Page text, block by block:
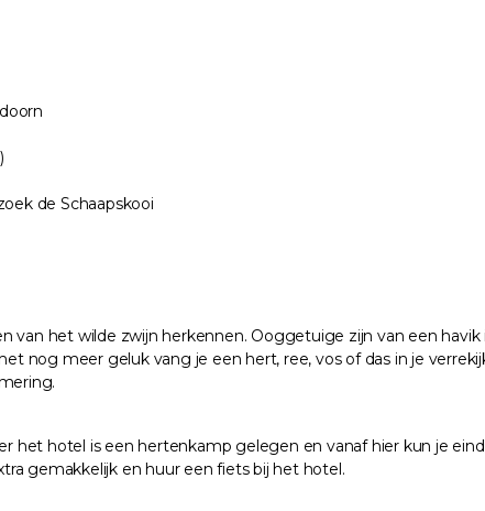
de Schaapskooi
het wilde zwijn herkennen. Ooggetuige zijn van een
nog meer geluk vang je een hert, ree, vos of das in je
het hotel is een hertenkamp gelegen en vanaf hier kun je
gemakkelijk en huur een fiets bij het hotel.